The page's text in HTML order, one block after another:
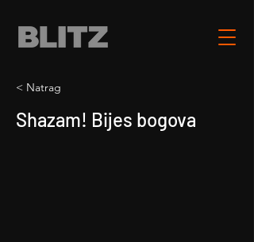
< Natrag
Shazam! Bijes bogova